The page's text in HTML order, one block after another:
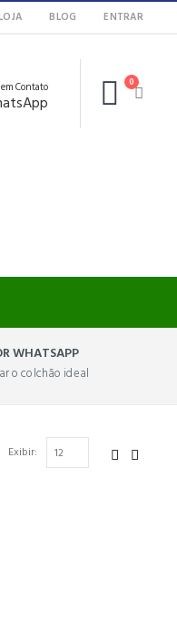
BLOG ENTRAR
Contato 0
WHATSAPP
o colchão ideal
Exibir: